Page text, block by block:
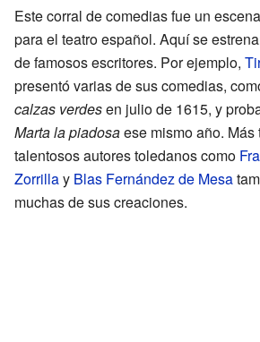
Este corral de comedias fue un
para el teatro español. Aquí se
de famosos escritores. Por ejemplo,
presentó varias de sus comedias,
calzas verdesen julio de 1615, y
Marta la piadosaese mismo año. Más
talentosos autores toledanos como
Zorrillay Blas Fernández de Mesa
muchas de sus creaciones.